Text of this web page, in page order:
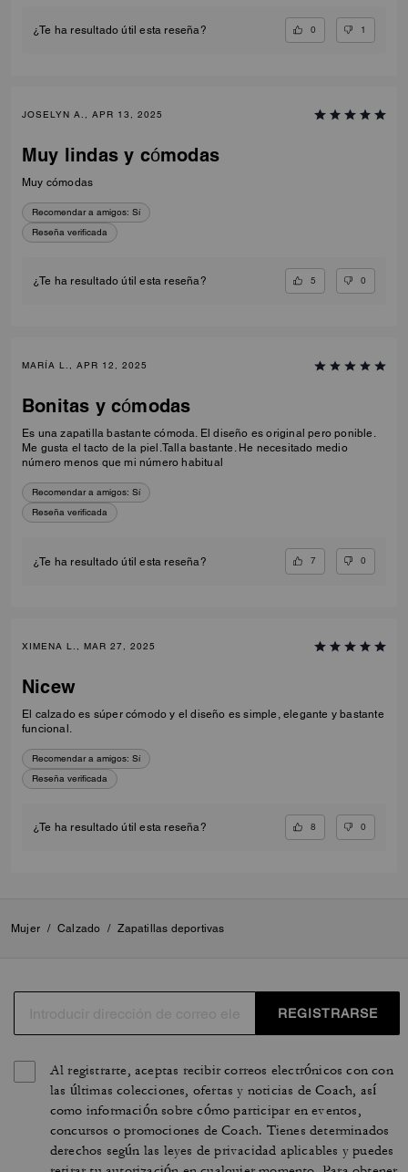
¿Te ha resultado útil esta reseña? 0 1
JOSELYN A., APR 13, 2025
Muy lindas y cómodas
Muy cómodas
Recomendar a amigos: Sí
Reseña verificada
¿Te ha resultado útil esta reseña? 5 0
MARÍA L., APR 12, 2025
Bonitas y cómodas
Es una zapatilla bastante cómoda. El diseño es original pero ponible.
Me gusta el tacto de la piel.Talla bastante. He necesitado medio
número menos que mi número habitual
Recomendar a amigos: Sí
Reseña verificada
¿Te ha resultado útil esta reseña? 7 0
XIMENA L., MAR 27, 2025
Nicew
El calzado es súper cómodo y el diseño es simple, elegante y bastante
funcional.
Recomendar a amigos: Sí
Reseña verificada
¿Te ha resultado útil esta reseña? 8 0
Mujer / Calzado / Zapatillas deportivas
REGISTRARSE
Al registrarte, aceptas recibir correos electrónicos con con
las últimas colecciones, ofertas y noticias de Coach, así
como información sobre cómo participar en eventos,
concursos o promociones de Coach. Tienes determinados
derechos según las leyes de privacidad aplicables y puedes